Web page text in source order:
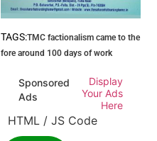
TAGS:TMC factionalism came to the
fore around 100 days of work
Sponsored
Ads
Display
Your Ads
Here
HTML / JS Code